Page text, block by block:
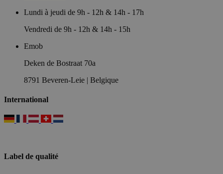
Lundi à jeudi de 9h - 12h & 14h - 17h
Vendredi de 9h - 12h & 14h - 15h
Emob
Deken de Bostraat 70a
8791 Beveren-Leie | Belgique
International
Label de qualité